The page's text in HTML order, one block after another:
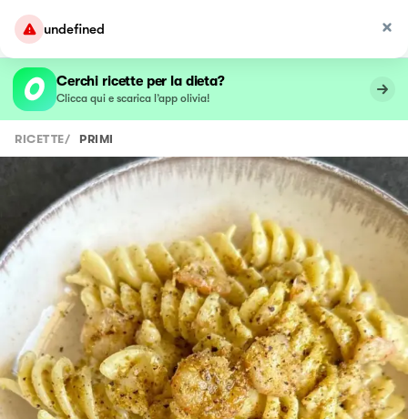
undefined
Cerchi ricette per la dieta?
Clicca qui e scarica l’app olivia!
RICETTE/ PRIMI